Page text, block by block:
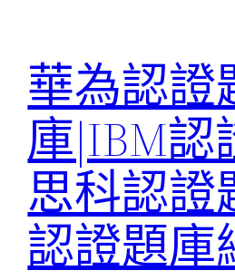
華為認證
庫|IBM認
思科認證
認證題庫